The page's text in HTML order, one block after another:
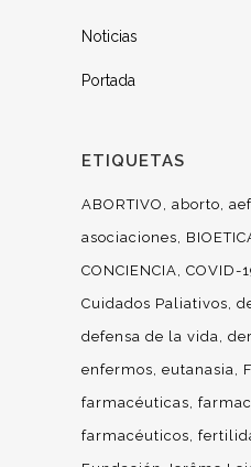
Noticias
Portada
ETIQUETAS
ABORTIVO aborto
asociaciones
CONCIENCIA COVID-
Cuidados Paliativos
defensa de la vida
enfermos eutanasia
farmacéuticas
farmacéuticos